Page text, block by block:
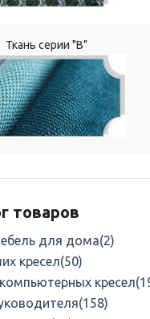
Ткань серии "В"
товаров
для дома(2)
кресел(50)
кресел
(158)